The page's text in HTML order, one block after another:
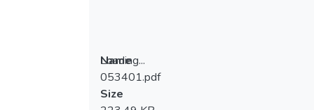
Loading...
Loading...
Name
053401.pdf
Size